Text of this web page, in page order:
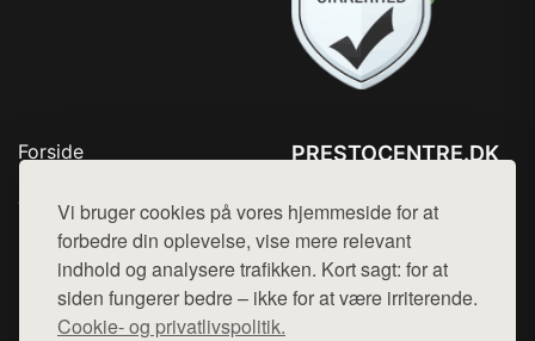
Vi bruger cookies på vores hjemmeside for at
forbedre din oplevelse, vise mere relevant
indhold og analysere trafikken. Kort sagt: for at
siden fungerer bedre – ikke for at være irriterende.
Cookie- og privatlivspolitik.
Forside
Top Rabatter
Kontakt
PRESTOCENTRE.DK
Mail: hej@want.dk
Cookie- og privatlivspolitik